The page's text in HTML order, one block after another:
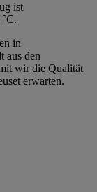
ist
in
aus den
wir die Qualität
erwarten.